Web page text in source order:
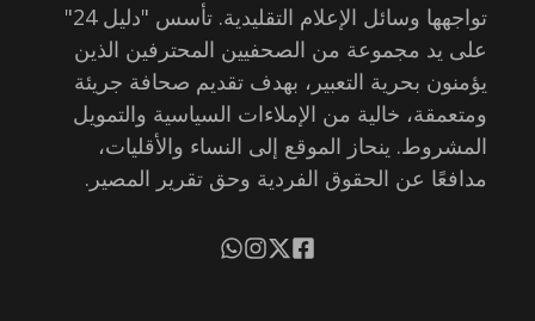
تواجهها وسائل الإعلام التقليدية. تأسس "دليل 24"
على يد مجموعة من الصحفيين المحترفين الذين
يؤمنون بحرية التعبير، بهدف تقديم صحافة جريئة
ومتعمقة، خالية من الإملاءات السياسية والتمويل
المشروط. ينحاز الموقع إلى النساء والأقليات،
مدافعًا عن الحقوق الفردية وحق تقرير المصير.